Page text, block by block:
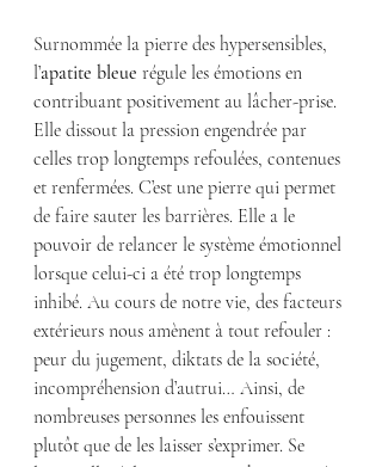
Surnommée la pierre des hypersensibles,
l’apatite bleue régule les émotions en
contribuant positivement au lâcher-prise.
Elle dissout la pression engendrée par
celles trop longtemps refoulées, contenues
et renfermées. C’est une pierre qui permet
de faire sauter les barrières. Elle a le
pouvoir de relancer le système émotionnel
lorsque celui-ci a été trop longtemps
inhibé. Au cours de notre vie, des facteurs
extérieurs nous amènent à tout refouler :
peur du jugement, diktats de la société,
incompréhension d’autrui… Ainsi, de
nombreuses personnes les enfouissent
plutôt que de les laisser s’exprimer. Se